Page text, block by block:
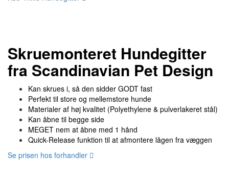
Skruemonteret Hundegitter
fra Scandinavian Pet Design
Kan skrues i, så den sidder GODT fast
Perfekt til store og mellemstore hunde
Materialer af høj kvalitet (Polyethylene & pulverlakeret stål)
Kan åbne til begge side
MEGET nem at åbne med 1 hånd
Quick-Release funktion til at afmontere lågen fra væggen
Se prisen hos forhandler